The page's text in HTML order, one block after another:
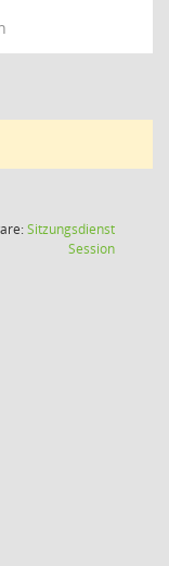
Sitzungsdienst
Session(Wird in